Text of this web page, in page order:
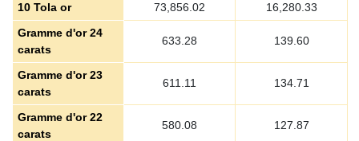
10 Tola or
73,856.02
16,280.33
Gramme d'or 24
carats
633.28 139.60
Gramme d'or 23
carats
611.11 134.71
Gramme d'or 22
carats
580.08 127.87